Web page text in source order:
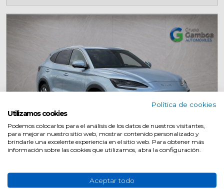
Km 0
2026 5P
Política de cookies
Utilizamos cookies
Podemos colocarlos para el análisis de los datos de nuestros visitantes,
para mejorar nuestro sitio web, mostrar contenido personalizado y
brindarle una excelente experiencia en el sitio web. Para obtener más
información sobre las cookies que utilizamos, abra la configuración.
Aceptar todo